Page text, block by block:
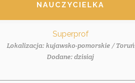
NAUCZYCIELKA
Superprof
Lokalizacja: kujawsko-pomorskie / Toruń
Dodane: dzisiaj